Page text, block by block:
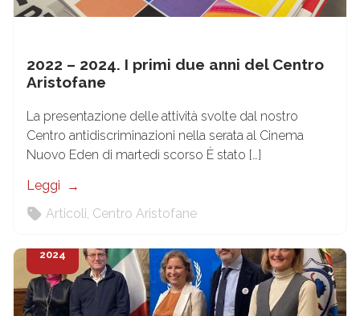
2022 – 2024. I primi due anni del Centro
Aristofane
La presentazione delle attività svolte dal nostro
Centro antidiscriminazioni nella serata al Cinema
Nuovo Eden di martedì scorso È stato […]
Leggi
Articoli Centro Aristofane
16
2024